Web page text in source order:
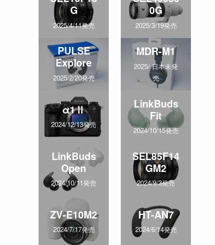
G
2025/4/11発売
0G
2025/3/19発売
PULSE
Explore
2025/2/20発売
MDR-M1
2025/ 日本未発
売
α1Ⅱ
2024/12/13発売
LinkBuds
Fit
2024/10/15発売
LinkBuds
Open
2024/10/11発売
SEL85F14
GM2
2024/9/3発売
ZV-E10M2
2024/7/17発売
HT-AN7
2024/6/14発売